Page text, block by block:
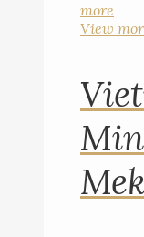
more
View